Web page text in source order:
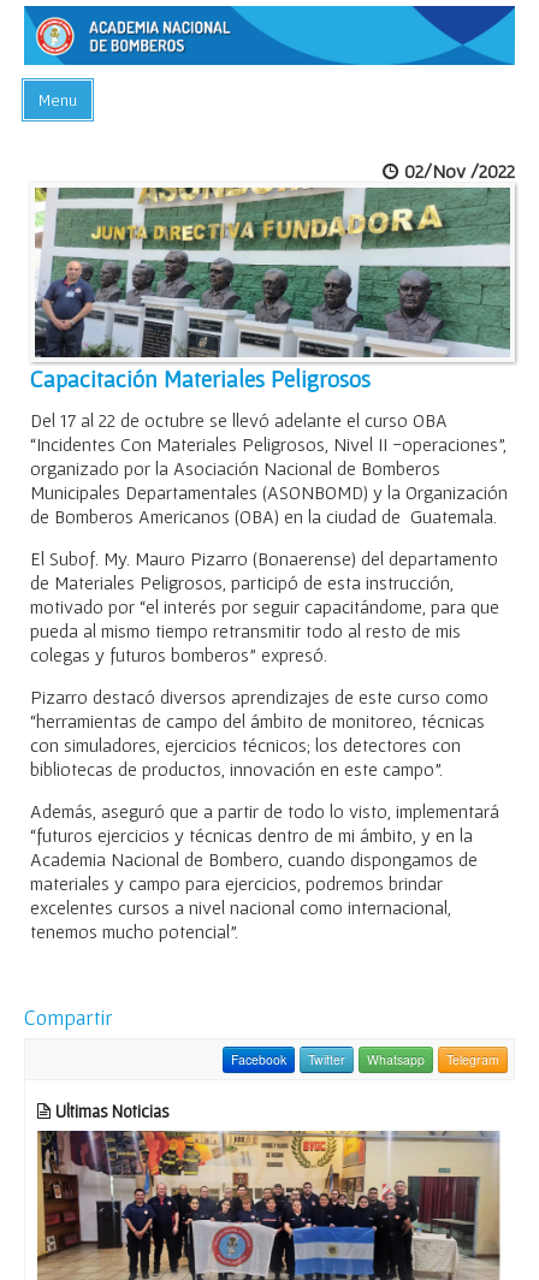
Menu
ACADEMIA
PREGUNTAS FRECUENTES
BIBLIOTECA
EVENTOS
CONTACTO
02/Nov /2022
Capacitación Materiales Peligrosos
Del 17 al 22 de octubre se llevó adelante el curso OBA
“Incidentes Con Materiales Peligrosos, Nivel II -operaciones”,
organizado por la Asociación Nacional de Bomberos
Municipales Departamentales (ASONBOMD) y la Organización
de Bomberos Americanos (OBA) en la ciudad de Guatemala.
El Subof. My. Mauro Pizarro (Bonaerense) del departamento
de Materiales Peligrosos, participó de esta instrucción,
motivado por “el interés por seguir capacitándome, para que
pueda al mismo tiempo retransmitir todo al resto de mis
colegas y futuros bomberos” expresó.
Pizarro destacó diversos aprendizajes de este curso como
“herramientas de campo del ámbito de monitoreo, técnicas
con simuladores, ejercicios técnicos; los detectores con
bibliotecas de productos, innovación en este campo”.
Además, aseguró que a partir de todo lo visto, implementará
“futuros ejercicios y técnicas dentro de mi ámbito, y en la
Academia Nacional de Bombero, cuando dispongamos de
materiales y campo para ejercicios, podremos brindar
excelentes cursos a nivel nacional como internacional,
tenemos mucho potencial”.
Compartir
Facebook Twitter Whatsapp Telegram
Ultimas Noticias